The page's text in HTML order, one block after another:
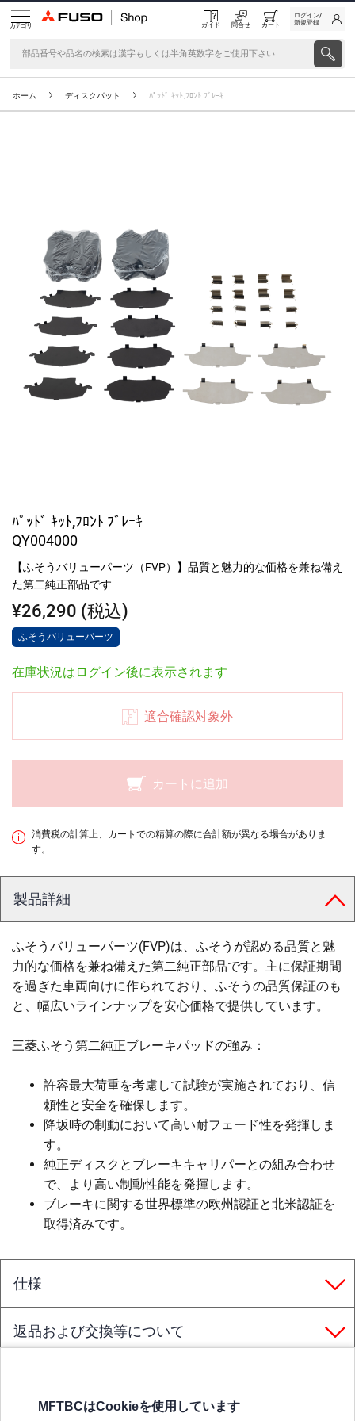
カテゴリ ガイド 問合せ カート
ログイン/
新規登録
ホーム ディスクパット ﾊﾟｯﾄﾞ ｷｯﾄ,ﾌﾛﾝﾄ ﾌﾞﾚｰｷ
ﾊﾟｯﾄﾞ ｷｯﾄ,ﾌﾛﾝﾄ ﾌﾞﾚｰｷ
QY004000
【ふそうバリューパーツ（FVP）】品質と魅力的な価格を兼ね備え
た第二純正部品です
¥26,290 (税込)
ふそうバリューパーツ
在庫状況はログイン後に表示されます
適合確認対象外
カートに追加
消費税の計算上、カートでの精算の際に合計額が異なる場合がありま
す。
製品詳細
ふそうバリューパーツ(FVP)は、ふそうが認める品質と魅
力的な価格を兼ね備えた第二純正部品です。主に保証期間
を過ぎた車両向けに作られており、ふそうの品質保証のも
と、幅広いラインナップを安心価格で提供しています。
三菱ふそう第二純正ブレーキパッドの強み：
許容最大荷重を考慮して試験が実施されており、信
頼性と安全を確保します。
降坂時の制動において高い耐フェード性を発揮しま
す。
純正ディスクとブレーキキャリパーとの組み合わせ
で、より高い制動性能を発揮します。
ブレーキに関する世界標準の欧州認証と北米認証を
取得済みです。
仕様
返品および交換等について
MFTBCはCookieを使用しています